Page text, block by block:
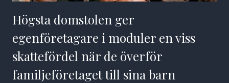
Högsta domstolen ger
egenföretagare i moduler en viss
skattefördel när de överför
familjeföretaget till sina barn